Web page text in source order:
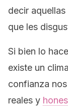
decir
que les
Si bien lo
existe un
confianza
reales y